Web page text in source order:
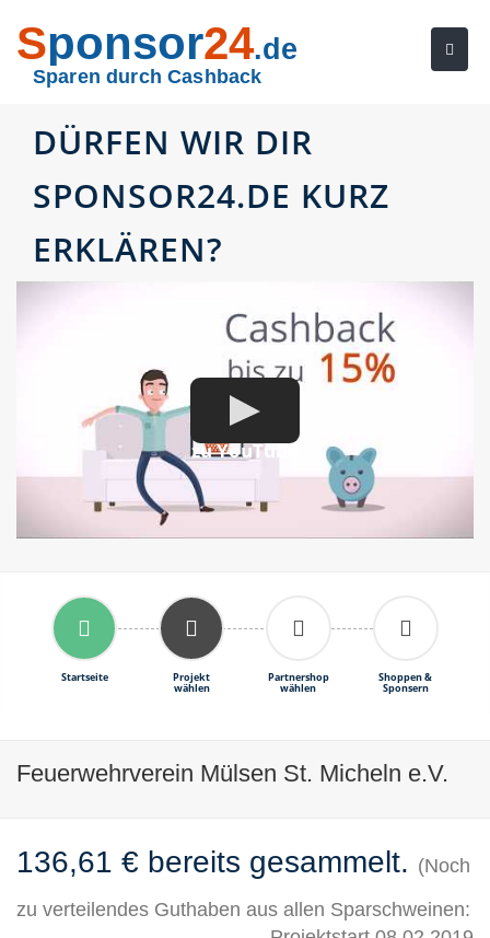
Sponsor24.de
Sparen durch Cashback
DÜRFEN WIR DIR
SPONSOR24.DE KURZ
ERKLÄREN?
Startseite Projekt
wählen
Partnershop
wählen
Shoppen &
Sponsern
Feuerwehrverein Mülsen St. Micheln e.V.
136,61 € bereits gesammelt. (Noch
zu verteilendes Guthaben aus allen Sparschweinen: